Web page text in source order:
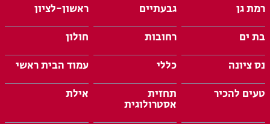
רמת גן
גבעתיים
ראשון-לציון
בת ים
רחובות
חולון
נס ציונה
כללי
עמוד הבית ראשי
טעים להכיר
תחזית
אסטרולוגית
אילת